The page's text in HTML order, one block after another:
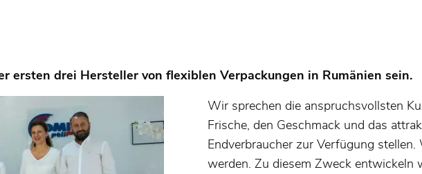
ersten drei Hersteller von flexiblen Verpackungen in Rumänien sein.
Wir sprechen die anspruchsvollsten
Frische, den Geschmack und das
Endverbraucher zur Verfügung
werden. Zu diesem Zweck entwickeln